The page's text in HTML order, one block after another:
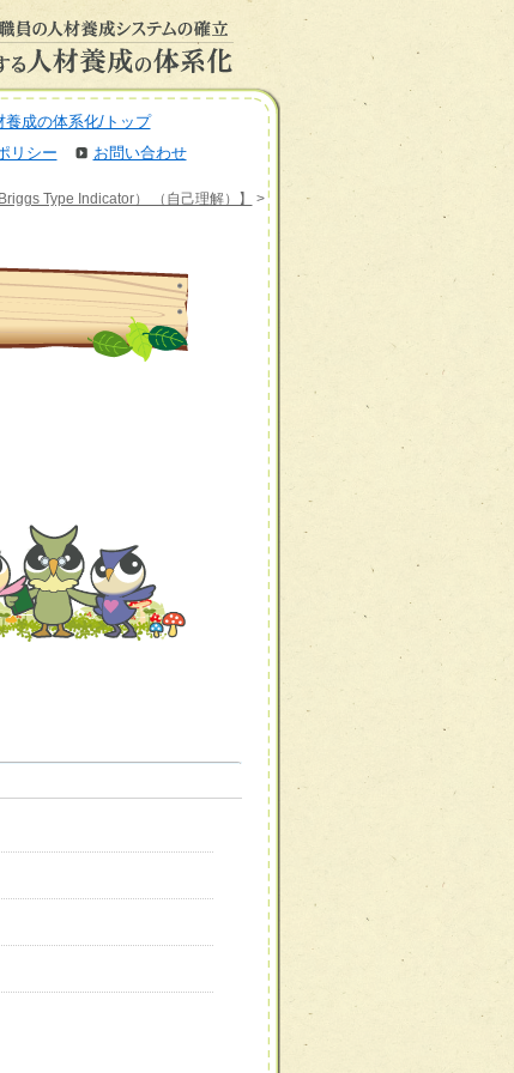
成の体系化/トップ
リシー お問い合わせ
Type Indicator） （自己理解）】
>
可能性を広げる
的な指導ができる
援チーム】
】